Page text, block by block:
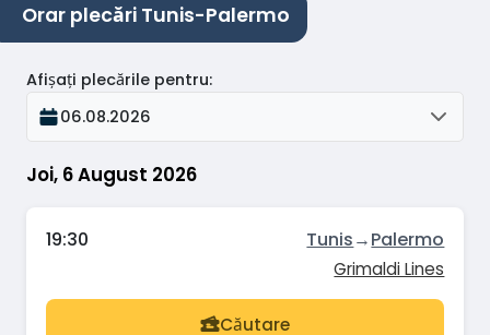
Orar plecări Tunis-Palermo
Joi, 6 August 2026
Afișați plecările pentru:
06.08.2026
19:30 Tunis→Palermo
Grimaldi Lines
Căutare